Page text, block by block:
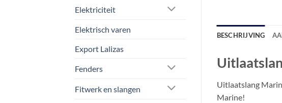
Elektriciteit
Elektrisch varen
Export Lalizas
Fenders
Fitwerk en slangen
BESCHRIJVING
Uitlaatslang
Marine!